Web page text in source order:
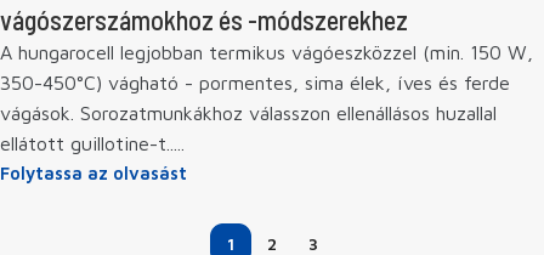
vágószerszámokhoz és -módszerekhez
A hungarocell legjobban termikus vágóeszközzel (min. 150 W,
350-450°C) vágható - pormentes, sima élek, íves és ferde
vágások. Sorozatmunkákhoz válasszon ellenállásos huzallal
ellátott guillotine-t.....
Folytassa az olvasást
1 2 3